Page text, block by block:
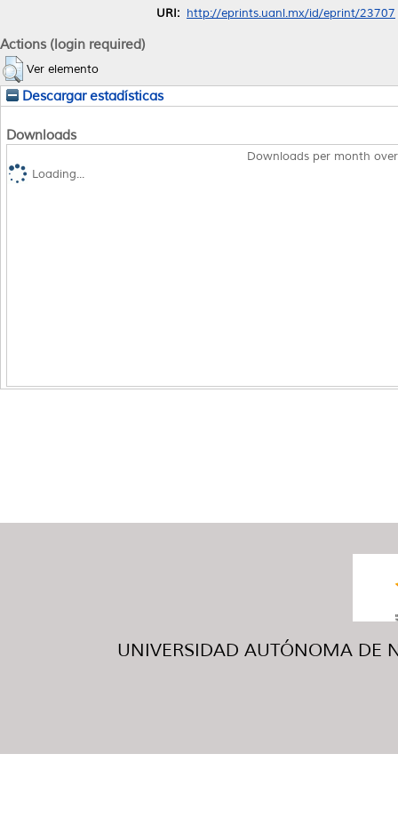
URI: http://eprints.uanl.mx/id/eprint/23707
Actions (login required)
Ver elemento
Descargar estadísticas
Downloads
Downloads per month
Loading...
UNIVERSIDAD AUTÓNOMA DE